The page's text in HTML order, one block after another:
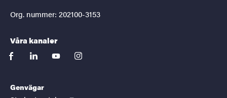
Org. nummer: 202100-3153
Våra kanaler
facebooklinkedinyoutubeinstagram
Genvägar